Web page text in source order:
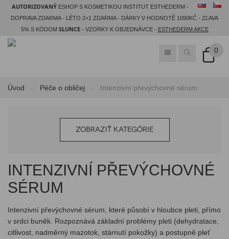
AUTORIZOVANÝ ESHOP S KOSMETIKOU INSTITUT ESTHEDERM -
DOPRAVA ZDARMA - LÉTO 2+1 ZDARMA - DÁRKY V HODNOTĚ 1090KČ - ZĽAVA
5% S KÓDOM SLUNCE- VZORKY K OBJEDNÁVCE - ESTHEDERM AKCE
0
Úvod Péče o obličej Intenzivní převýchovné sérum
ZOBRAZIŤ KATEGÓRIE
INTENZIVNÍ PŘEVÝCHOVNÉ
SÉRUM
Intenzivní převýchovné sérum, které působí v hloubce pleti, přímo
v srdci buněk. Rozpoznává základní problémy pleti (dehydratace,
citlivost, nadměrný mazotok, stárnutí pokožky) a postupně pleť